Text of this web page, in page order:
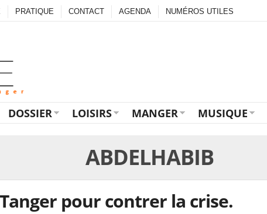
PRATIQUE CONTACT AGENDA NUMÉROS UTILES
DOSSIER LOISIRS MANGER MUSIQUE
ABDELHABIB
pour contrer la crise.